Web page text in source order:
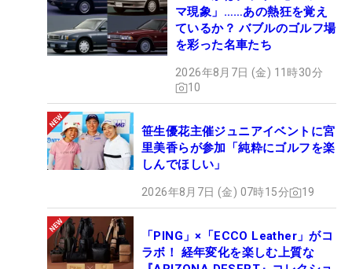
マ現象」……あの熱狂を覚え
ているか？ バブルのゴルフ場
を彩った名車たち
2026年8月7日 (金) 11時30分
10
笹生優花主催ジュニアイベントに宮
里美香らが参加「純粋にゴルフを楽
しんでほしい」
2026年8月7日 (金) 07時15分 19
「PING」×「ECCO Leather」がコ
ラボ！ 経年変化を楽しむ上質な